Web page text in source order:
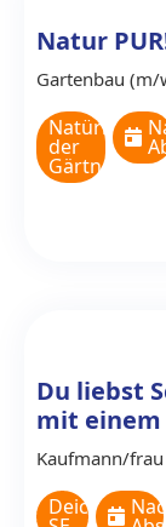
Natur
Gartenbau (m/
Natürlich
der
Gärtner
Du liebst
mit einem
Kaufmann/­
Deichmann